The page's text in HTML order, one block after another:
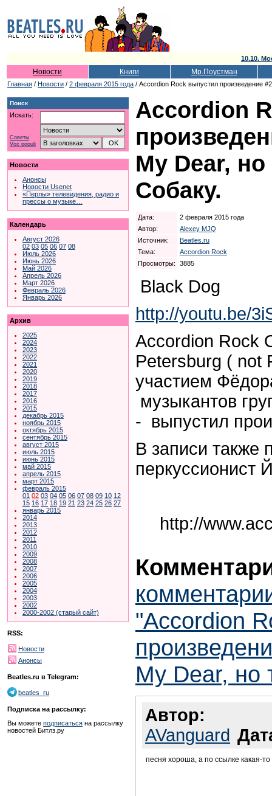
10.10.
Новости Книги Мр.Поустман
Главная / Новости / 2 февраля 2015 года / Accordion Rock выпустил произведение
Поиск
Искать:
Советы
Vox populi
Новости
Анонсы
Новости Usenet
«Перлы» телевидения, радио и
прессы о музыке…
Календарь
Август 2026
02 03 05 06 07 08
Июль 2026
Июнь 2026
Май 2026
Апрель 2026
Март 2026
Февраль 2026
Январь 2026
Архив
2025
2024
2023
2022
2021
2020
2019
2018
2017
2016
2015
декабрь 2015
ноябрь 2015
октябрь 2015
сентябрь 2015
август 2015
июль 2015
июнь 2015
май 2015
апрель 2015
март 2015
февраль 2015
01 02 03 04 05 06 07 08 09 10 12
15 16 17 18 19 21 23 24 25 26 27
январь 2015
2014
2013
2012
2011
2010
2009
2008
2007
2006
2005
2004
2003
2002
2000-2002 (старый сайт)
RSS:
Новости
Анонсы
Beatles.ru в Telegram:
beatles_ru
Подписка на рассылку:
Вы можете подписаться на рассылку
новостей Битлз.ру
Accordion
My Dear,
Собаку.
Дата:
2 февраля 2015 года
Автор:
Alexey MJQ
Источник:
Beatles.ru
Тема:
Accordion Rock
Просмотры:
3885
Black Dog
http://youtu.be/
Accordion Rock
Petersburg ( not
участием
музыкантов
- выпустил
В записи также
перкуссионист
http://
"Accordion
My Dear, но
Автор:
AVanguard
песня хороша, а по ссылке какая-то